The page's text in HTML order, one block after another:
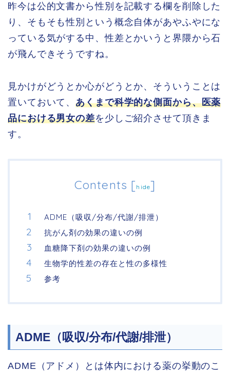
昨今は公的文書から性別を記載する欄を削除した
り、そもそも性別という概念自体があやふやにな
っている気がする中、性差とかいうと界隈から石
が飛んできそうですね。
見かけがどうとか心がどうとか、そういうことは
置いておいて、あくまで科学的な側面から、医薬
品における男女の差を少しご紹介させて頂きま
す。
Contents [hide]
ADME（吸収/分布/代謝/排泄）
抗がん剤の効果の違いの例
血糖降下剤の効果の違いの例
生物学的性差の存在と性の多様性
参考
ADME（吸収/分布/代謝/排泄）
ADME（アドメ）とは体内における薬の挙動のこ